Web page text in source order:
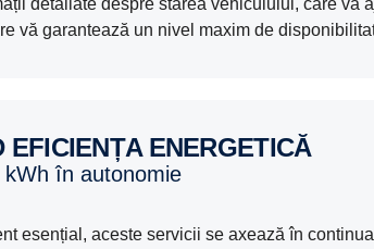
detaliate despre starea vehiculului, care vă
vă garantează un nivel maxim de
EFICIENȚA ENERGETICĂ
kWh în autonomie
esențial, aceste servicii se axează în